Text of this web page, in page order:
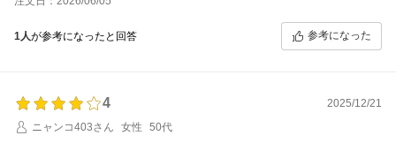
す。
1人が参考になったと回答 参考になった
4
2025/12/21
ニャンコ403さん
女性
50代